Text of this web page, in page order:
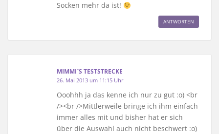
Socken mehr da ist!
ANTWORTEN
MIMMI´S TESTSTRECKE
26. Mai 2013 um 11:15 Uhr
Ooohhh ja das kenne ich nur zu gut :o) <br
/><br />Mittlerweile bringe ich ihm einfach
immer alles mit und bisher hat er sich
über die Auswahl auch nicht beschwert :o)